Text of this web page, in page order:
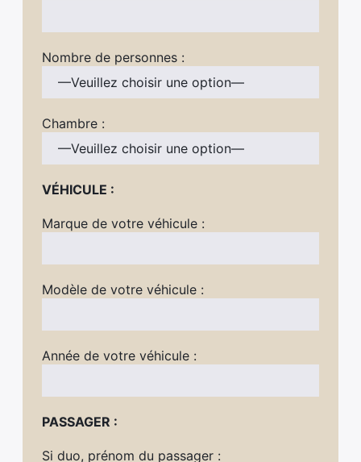
Nombre de personnes :
Chambre :
VÉHICULE :
Marque de votre véhicule :
Modèle de votre véhicule :
Année de votre véhicule :
PASSAGER :
Si duo, prénom du passager :